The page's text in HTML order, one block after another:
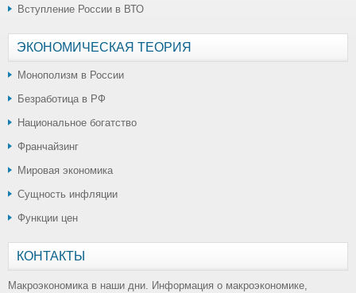
Вступление России в ВТО
ЭКОНОМИЧЕСКАЯ ТЕОРИЯ
Монополизм в России
Безработица в РФ
Национальное богатство
Франчайзинг
Мировая экономика
Сущность инфляции
Функции цен
КОНТАКТЫ
Макроэкономика в наши дни. Информация о макроэкономике,